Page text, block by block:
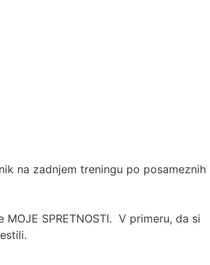
zadnjem treningu po posameznih
SPRETNOSTI. V primeru, da si